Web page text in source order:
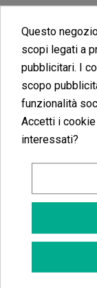
Questo
scopi legati a
pubblicitari. I
scopo
funzionalità
Accetti i
interessati?